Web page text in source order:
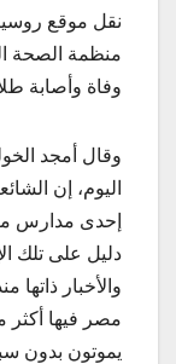
نقل موقع
منظمة الصحة
وفاة وأصابة
وقال أمجد
اليوم، إن
إحدى مدارس
دليل على تلك
والأخبار
يموتون بدون